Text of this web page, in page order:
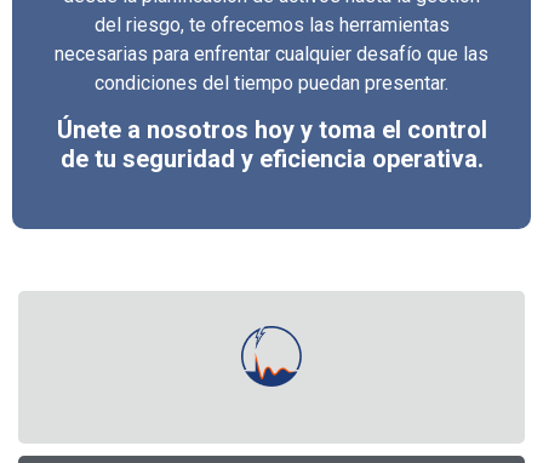
del riesgo, te ofrecemos las herramientas
necesarias para enfrentar cualquier desafío que las
condiciones del tiempo puedan presentar.
Únete a nosotros hoy y toma el control
de tu seguridad y eficiencia operativa.